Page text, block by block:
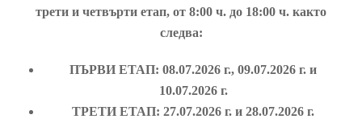
трети и четвърти етап, от 8:00 ч. до 18:00 ч. както
следва:
ПЪРВИ ЕТАП: 08.07.2026 г., 09.07.2026 г. и
10.07.2026 г.
ТРЕТИ ЕТАП: 27.07.2026 г. и 28.07.2026 г.